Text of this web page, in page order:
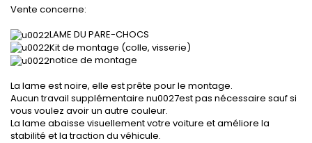
Vente concerne:
LAME DU PARE-CHOCS
Kit de montage (colle, visserie)
notice de montage
La lame est noire, elle est prête pour le montage.
Aucun travail supplémentaire nu0027est pas nécessaire sauf si
vous voulez avoir un autre couleur.
La lame abaisse visuellement votre voiture et améliore la
stabilité et la traction du véhicule.